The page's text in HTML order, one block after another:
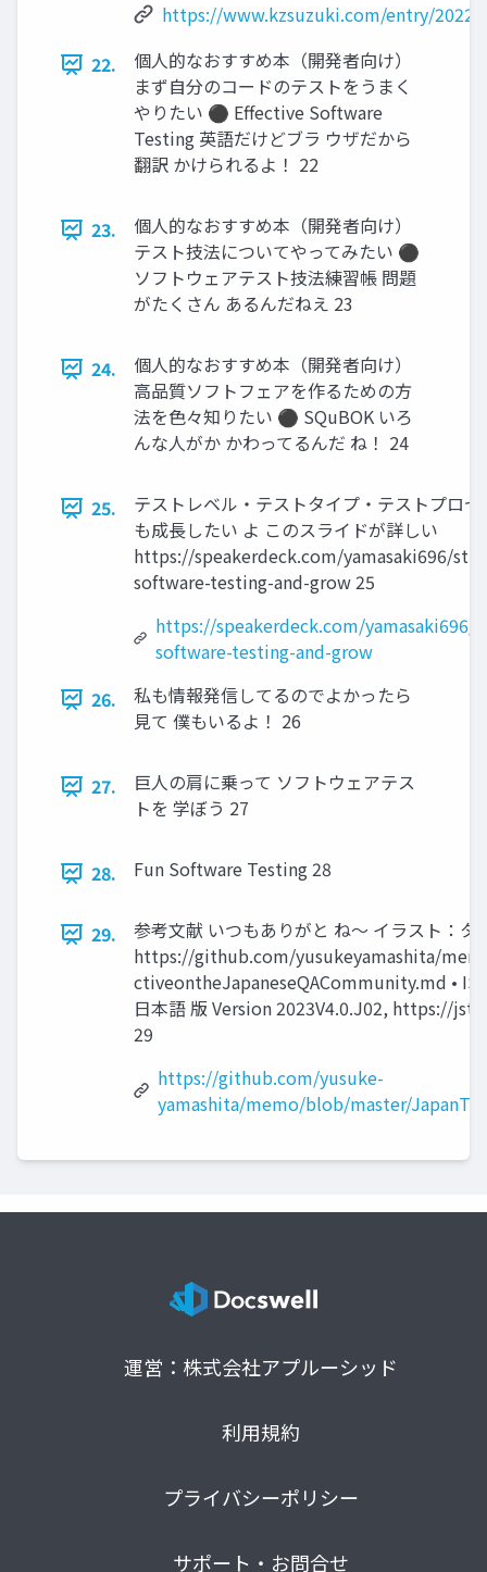
https://www.kzsuzuki.com/entry/2022/
22.
個人的なおすすめ本（開発者向け）
まず自分のコードのテストをうまく
やりたい ⚫ Effective Software
Testing 英語だけどブラ ウザだから
翻訳 かけられるよ！ 22
23.
個人的なおすすめ本（開発者向け）
テスト技法についてやってみたい ⚫
ソフトウェアテスト技法練習帳 問題
がたくさん あるんだねえ 23
24.
個人的なおすすめ本（開発者向け）
高品質ソフトフェアを作るための方
法を色々知りたい ⚫ SQuBOK いろ
んな人がか かわってるんだ ね！ 24
25.
テストレベル・テストタイプ・テストプロセ
も成長したい よ このスライドが詳しい
https://speakerdeck.com/yamasaki696/
software-testing-and-grow 25
https://speakerdeck.com/yamasaki696/
software-testing-and-grow
26.
私も情報発信してるのでよかったら
見て 僕もいるよ！ 26
27.
巨人の肩に乗って ソフトウェアテス
トを 学ぼう 27
28. Fun Software Testing 28
29.
参考文献 いつもありがと ね〜 イラスト：タ
https://github.com/yusukeyamashita/
ctiveontheJapaneseQACommunity.md •
日本語 版 Version 2023V4.0.J02, https://
29
https://github.com/yusuke-
yamashita/memo/blob/master/
運営：株式会社アプルーシッド
利用規約
プライバシーポリシー
サポート・お問合せ